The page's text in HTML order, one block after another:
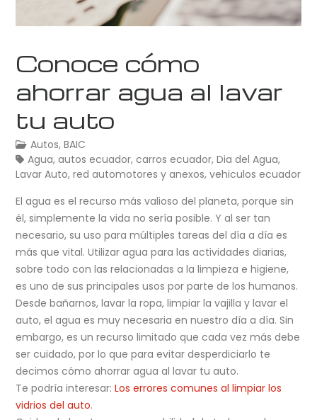
Conoce cómo
ahorrar agua al lavar
tu auto
Autos,BAIC
Agua,autos ecuador,carros ecuador,Dia del Agua,
Lavar Auto,red automotores y anexos,vehiculos ecuador
El agua es el recurso más valioso del planeta, porque sin
él, simplemente la vida no sería posible. Y al ser tan
necesario, su uso para múltiples tareas del día a día es
más que vital. Utilizar agua para las actividades diarias,
sobre todo con las relacionadas a la limpieza e higiene,
es uno de sus principales usos por parte de los humanos.
Desde bañarnos, lavar la ropa, limpiar la vajilla y lavar el
auto, el agua es muy necesaria en nuestro día a día. Sin
embargo, es un recurso limitado que cada vez más debe
ser cuidado, por lo que para evitar desperdiciarlo te
decimos cómo ahorrar agua al lavar tu auto.
Te podría interesar:Los errores comunes al limpiar los
vidrios del auto.